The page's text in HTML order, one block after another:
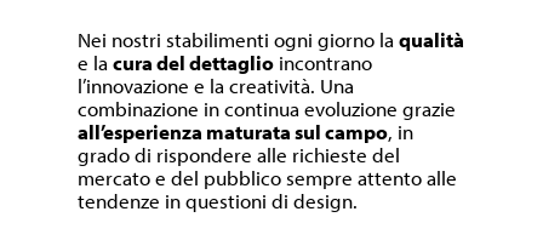
Nei nostri stabilimenti ogni giorno laqualità
e lacura del dettaglio incontrano
l’innovazione e la creatività. Una
combinazione in continua evoluzione grazie
all’esperienza maturata sul campo, in
grado di rispondere alle richieste del
mercato e del pubblico sempre attento alle
tendenze in questioni di design.